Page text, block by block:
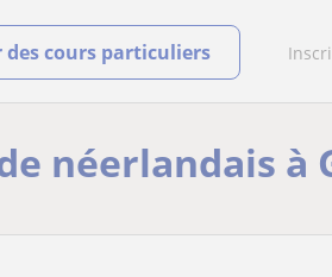
des cours particuliers
néerlandais à